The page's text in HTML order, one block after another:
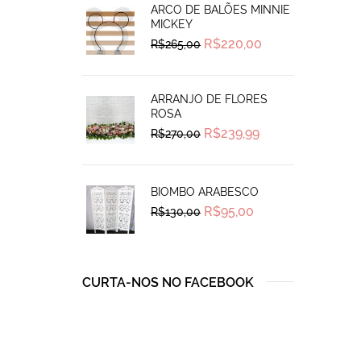
ARCO DE BALÕES MINNIE
MICKEY
R$265,00 Original
price
R$220,00
ARRANJO DE FLORES
ROSA
R$270,00 Original
price
R$239,99Current
BIOMBO ARABESCO
R$130,00 Original
price
R$95,00
CURTA-NOS NO FACEBOOK